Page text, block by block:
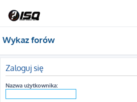
Wykaz forów
Zaloguj się
Nazwa użytkownika: